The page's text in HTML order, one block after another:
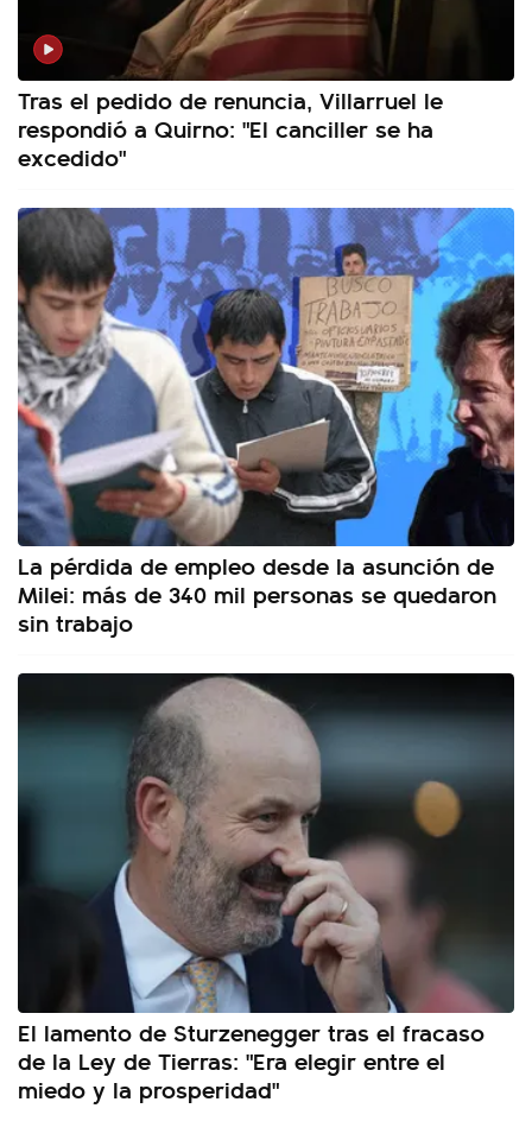
Tras el pedido de renuncia, Villarruel le
respondió a Quirno: "El canciller se ha
excedido"
La pérdida de empleo desde la asunción de
Milei: más de 340 mil personas se quedaron
sin trabajo
El lamento de Sturzenegger tras el fracaso
de la Ley de Tierras: "Era elegir entre el
miedo y la prosperidad"